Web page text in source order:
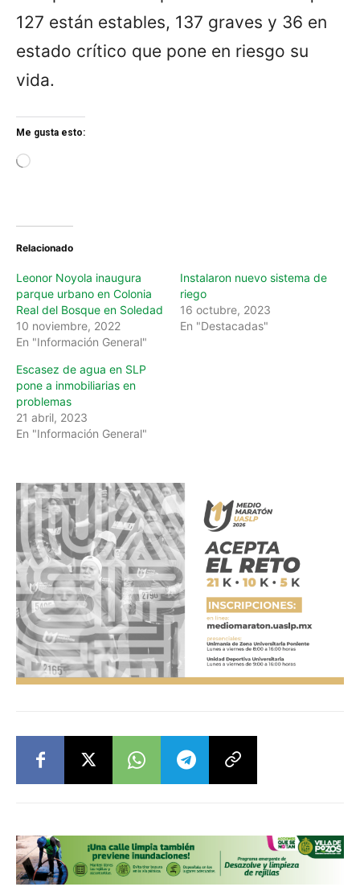
127 están estables, 137 graves y 36 en
estado crítico que pone en riesgo su
vida.
Me gusta esto:
g
Relacionado
Leonor Noyola inaugura
parque urbano en Colonia
Real del Bosque en Soledad
10 noviembre, 2022
En "Información General"
Instalaron nuevo sistema de
riego
16 octubre, 2023
En "Destacadas"
Escasez de agua en SLP
pone a inmobiliarias en
problemas
21 abril, 2023
En "Información General"